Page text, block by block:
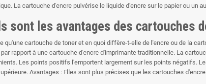
La cartouche d'encre pulvérise le liquide d'encre sur le papier ou un
sont les avantages des cartouches
qu'une cartouche de toner et en quoi diffère-t-elle de l'encre ou de la
rapport à une cartouche d'encre d'imprimante traditionnelle. La
Les points positifs l'emportent largement sur les points négatifs.
Avantages : Elles sont plus précises que les cartouches